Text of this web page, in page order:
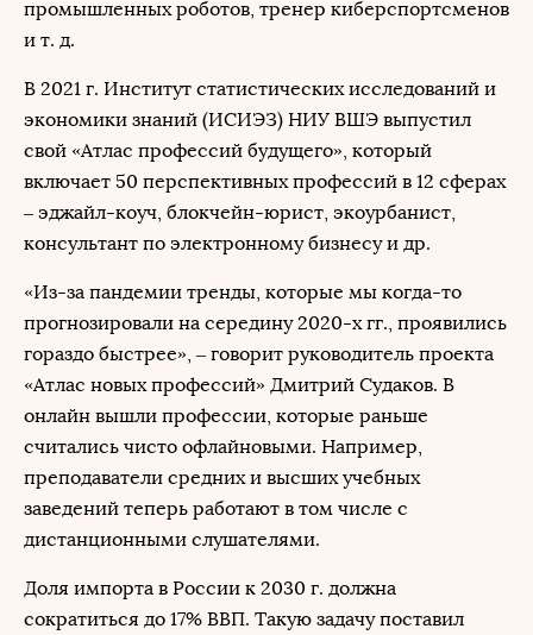
промышленных роботов, тренер киберспортсменов
и т. д.
В 2021 г. Институт статистических исследований и
экономики знаний (ИСИЭЗ) НИУ ВШЭ выпустил
свой «Атлас профессий будущего», который
включает 50 перспективных профессий в 12 сферах
– эджайл-коуч, блокчейн-юрист, экоурбанист,
консультант по электронному бизнесу и др.
«Из-за пандемии тренды, которые мы когда-то
прогнозировали на середину 2020-х гг., проявились
гораздо быстрее», – говорит руководитель проекта
«Атлас новых профессий» Дмитрий Судаков. В
онлайн вышли профессии, которые раньше
считались чисто офлайновыми. Например,
преподаватели средних и высших учебных
заведений теперь работают в том числе с
дистанционными слушателями.
Доля импорта в России к 2030 г. должна
сократиться до 17% ВВП. Такую задачу поставил